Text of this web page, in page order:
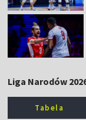
Liga Narodów
Tabela